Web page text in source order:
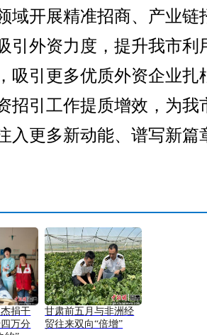
域开展精准招商、产业链
引外资力度，提升我市利
吸引更多优质外资企业扎
招引工作提质增效，为我
入更多新动能、谱写新篇
捐干
万分
甘肃前五月与非洲经
贸往来双向“倍增”